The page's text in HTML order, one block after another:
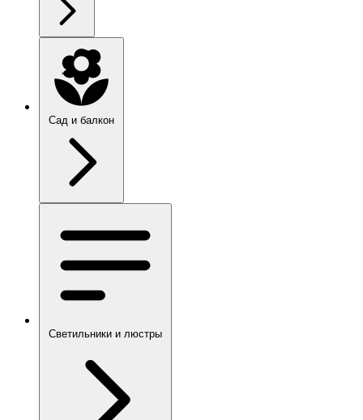
Сад и балкон
Светильники и люстры